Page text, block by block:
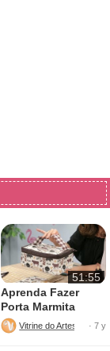
Revista Marileny Ponto Cruz
51:55
Aprenda Fazer
Porta Marmita
Térmica
Vitrine do Artesanato
· 7 y